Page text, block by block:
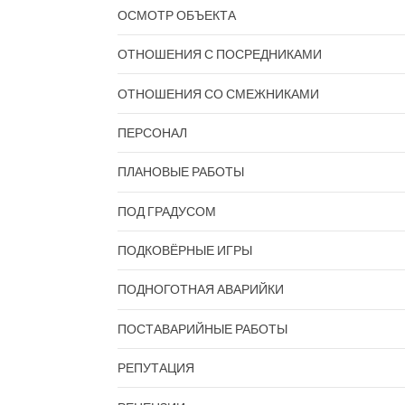
ОСМОТР ОБЪЕКТА
ОТНОШЕНИЯ С ПОСРЕДНИКАМИ
ОТНОШЕНИЯ СО СМЕЖНИКАМИ
ПЕРСОНАЛ
ПЛАНОВЫЕ РАБОТЫ
ПОД ГРАДУСОМ
ПОДКОВЁРНЫЕ ИГРЫ
ПОДНОГОТНАЯ АВАРИЙКИ
ПОСТАВАРИЙНЫЕ РАБОТЫ
РЕПУТАЦИЯ